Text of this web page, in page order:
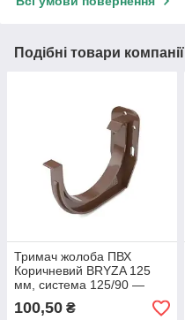
Подібні товари компанії
Тримач жолоба ПВХ
Коричневий BRYZA 125
мм, система 125/90 —
RAL 8017.
100,50 ₴